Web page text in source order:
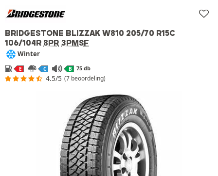
BRIDGESTONE BLIZZAK W810 205/70 R15C
106/104R 8PR 3PMSF
Winter
E C B 75 db
4.5/5 (7 beoordeling)